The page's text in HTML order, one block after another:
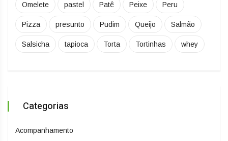
Omelete pastel Patê Peixe Peru
Pizza presunto Pudim Queijo Salmão
Salsicha tapioca Torta Tortinhas whey
Categorias
Acompanhamento